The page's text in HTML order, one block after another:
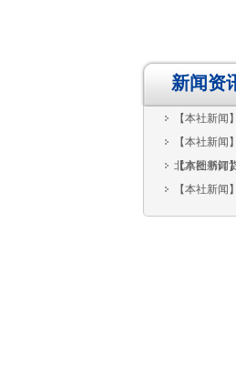
新闻资
【本社新闻
【本社新
北京图书订
【本社新闻
【本社新